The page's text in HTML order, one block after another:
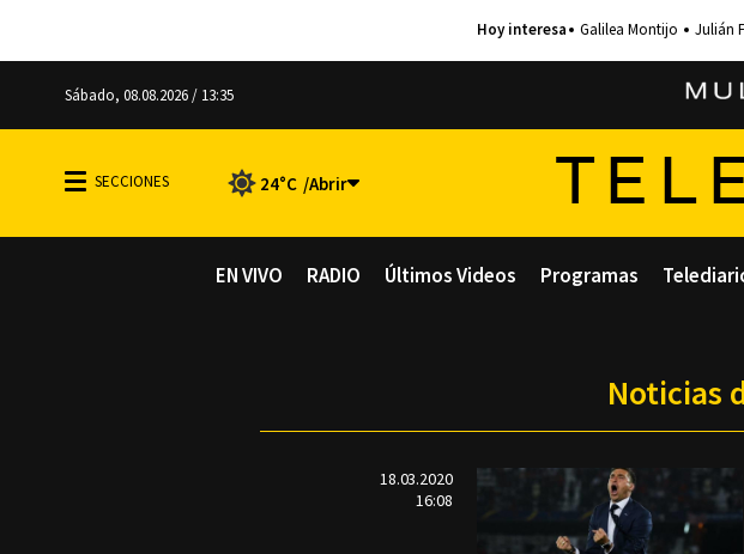
Galilea Montijo Julián
Sábado, 08.08.2026 / 13:35
24°C
EN VIVO RADIO Últimos Videos Programas
Noticias
18.03.2020
16:08